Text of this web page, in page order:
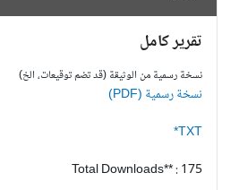
تقرير كامل
نسخة رسمية من الوثيقة (قد تضم توقيعات، الخ)
نسخة رسمية (PDF)
TXT*
Total Downloads** : 175